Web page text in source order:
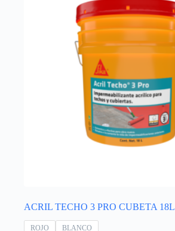
ACRIL TECHO 3 PRO CUBETA 18L
ROJO BLANCO